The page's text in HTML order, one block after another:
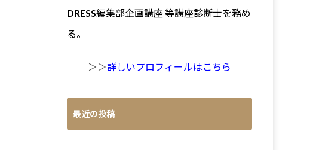
DRESS編集部企画講座 等講座診断士を務め
る。
＞＞詳しいプロフィールはこちら
最近の投稿